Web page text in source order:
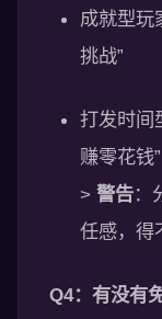
成就型玩
挑战”
打发时间
赚零花钱”
> 警告：
任感，得
Q4：有没有